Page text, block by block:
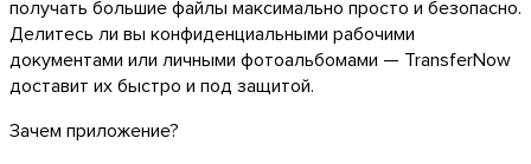
получать большие файлы максимально просто и безопасно.
Делитесь ли вы конфиденциальными рабочими
документами или личными фотоальбомами — TransferNow
доставит их быстро и под защитой.
Зачем приложение?